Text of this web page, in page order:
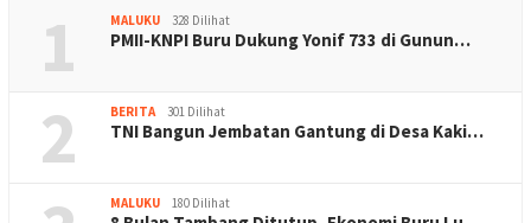
1 MALUKU 328 Dilihat
PMII-KNPI Buru Dukung Yonif 733 di Gunun…
2 BERITA 301 Dilihat
TNI Bangun Jembatan Gantung di Desa Kaki…
MALUKU 180 Dilihat